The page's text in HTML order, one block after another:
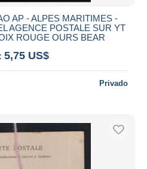
AP - ALPES MARITIMES -
AGENCE POSTALE SUR YT
ROUGE OURS BEAR
5,75 US$
Privado